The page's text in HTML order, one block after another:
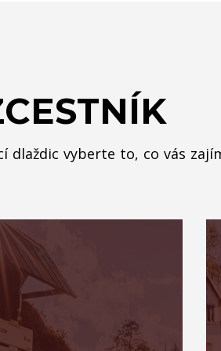
dlaždic vyberte to, co vás